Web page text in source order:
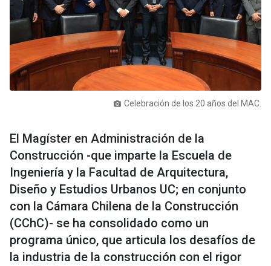
photo_camera Celebración de los 20 años del MAC.
El Magíster en Administración de la
Construcción -que imparte la Escuela de
Ingeniería y la Facultad de Arquitectura,
Diseño y Estudios Urbanos UC; en conjunto
con la Cámara Chilena de la Construcción
(CChC)- se ha consolidado como un
programa único, que articula los desafíos de
la industria de la construcción con el rigor